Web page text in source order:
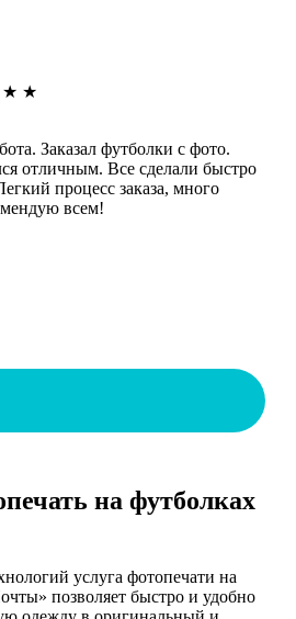
★ ★
Заказал футболки с фото.
отличным. Все сделали быстро
процесс заказа, много
всем!
на футболках
услуга фотопечати на
позволяет быстро и удобно